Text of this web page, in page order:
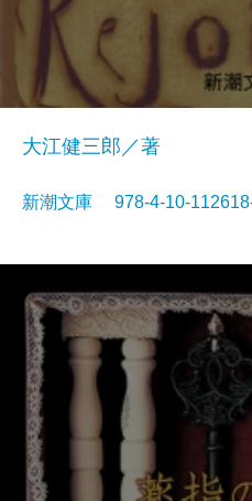
大江健三郎／著
新潮文庫 978-4-10-